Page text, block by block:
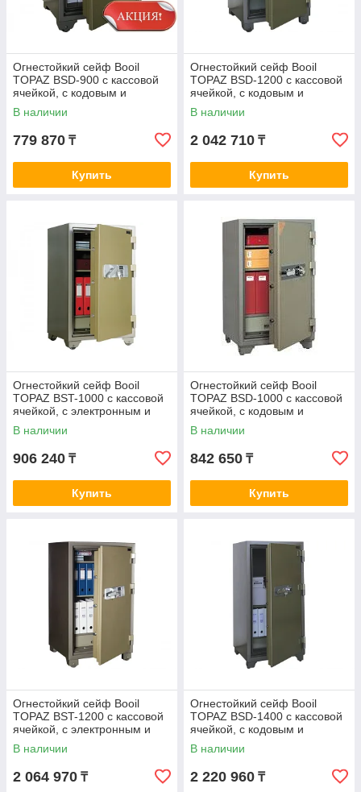
Огнестойкий сейф Booil
TOPAZ BSD-900 с кассовой
ячейкой, с кодовым и
ключевым замками
В наличии
779 870 ₸
Купить
Огнестойкий сейф Booil
TOPAZ BSD-1200 с кассовой
ячейкой, с кодовым и
ключевым замками
В наличии
2 042 710 ₸
Купить
Огнестойкий сейф Booil
TOPAZ BST-1000 с кассовой
ячейкой, с электронным и
ключевым замками
В наличии
906 240 ₸
Купить
Огнестойкий сейф Booil
TOPAZ BSD-1000 с кассовой
ячейкой, с кодовым и
ключевым замками
В наличии
842 650 ₸
Купить
Огнестойкий сейф Booil
TOPAZ BST-1200 с кассовой
ячейкой, с электронным и
ключевым замками
В наличии
2 064 970 ₸
Огнестойкий сейф Booil
TOPAZ BSD-1400 с кассовой
ячейкой, с кодовым и
ключевым замками
В наличии
2 220 960 ₸